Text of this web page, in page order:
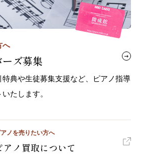
へ
ズ募集
典や生徒募集支援など、ピアノ指導
たします。
アノを売りたい方へ
アノ買取について